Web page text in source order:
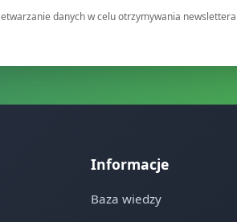
danych w celu otrzymywania newslettera
Informacje
Baza wiedzy